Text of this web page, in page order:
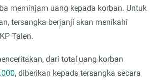
meminjam uang kepada korban. Untuk
tersangka berjanji akan menikahi
Talen.
dari total uang korban
, diberikan kepada tersangka secara